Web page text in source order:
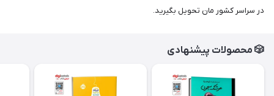
در سراسر کشور مان تحویل بگیرید.
🎲 محصولات پیشنهادی